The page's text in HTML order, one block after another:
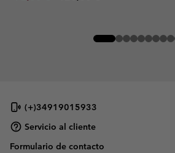
(+)34919015933
Servicio al cliente
Formulario de contacto